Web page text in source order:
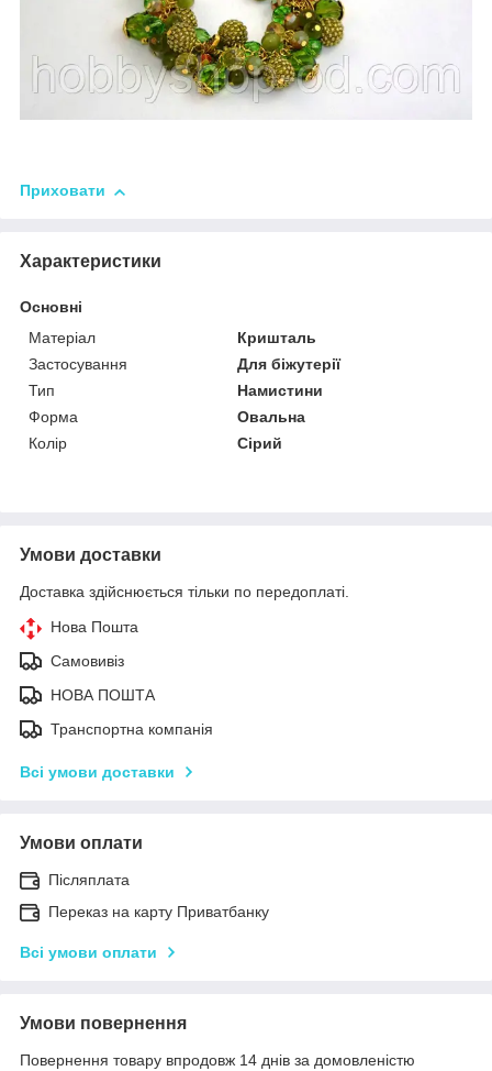
Приховати
Характеристики
Основні
Матеріал
Кришталь
Застосування
Для біжутерії
Тип
Намистини
Форма
Овальна
Колір
Сірий
Умови доставки
Доставка здійснюється тільки по передоплаті.
Нова Пошта
Самовивіз
НОВА ПОШТА
Транспортна компанія
Всі умови доставки
Умови оплати
Післяплата
Переказ на карту Приватбанку
Всі умови оплати
Умови повернення
Повернення товару впродовж 14 днів за домовленістю